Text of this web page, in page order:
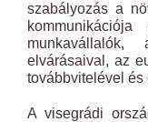
szabályozás a
elvárásaival, az
továbbvitelével és
A visegrádi